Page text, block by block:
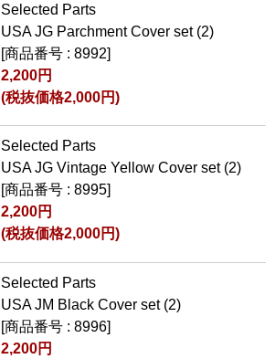
Selected Parts
USA JG Parchment Cover set (2)
[商品番号 : 8992]
2,200円
(税抜価格2,000円)
Selected Parts
USA JG Vintage Yellow Cover set (2)
[商品番号 : 8995]
2,200円
(税抜価格2,000円)
Selected Parts
USA JM Black Cover set (2)
[商品番号 : 8996]
2,200円